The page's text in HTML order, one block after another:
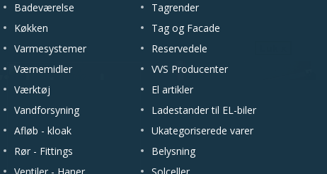
Badeværelse
Køkken
Varmesystemer
Værnemidler
Værktøj
Vandforsyning
Afløb - kloak
Rør - Fittings
Tagrender
Tag og Facade
Reservedele
VVS Producenter
El artikler
Ladestander til EL-biler
Ukategoriserede varer
Belysning